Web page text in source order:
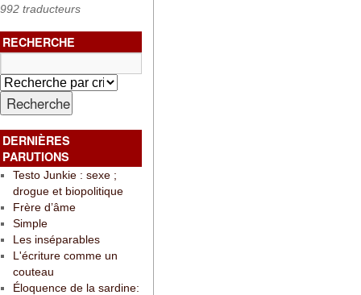
992 traducteurs
RECHERCHE
DERNIÈRES
PARUTIONS
Testo Junkie : sexe ;
drogue et biopolitique
Frère d’âme
Simple
Les inséparables
L'écriture comme un
couteau
Éloquence de la sardine: